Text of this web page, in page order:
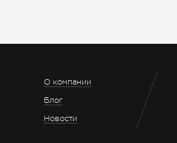
О компании
Блог
Новости